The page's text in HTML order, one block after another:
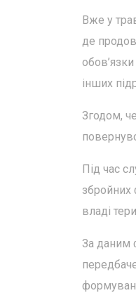
Вже у
де
інших
Згодом,
Під час
збройних
владі
За даним